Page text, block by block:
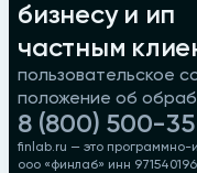
бизнесу и ип
частным
пользовательское
положение об
8 (800) 500-
finlab.ru — это программно-
ооо «финлаб» инн